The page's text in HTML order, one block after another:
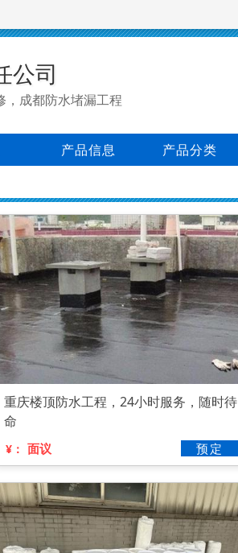
公司
，成都防水堵漏工程
产品信息 产品分类
重庆楼顶防水工程，24小时服务，随时待
命
¥： 面议 预定